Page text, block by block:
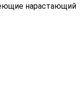
нарастающий